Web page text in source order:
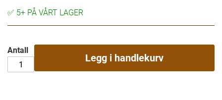
✅ 5+ PÅ VÅRT LAGER
Antall
Legg i handlekurv